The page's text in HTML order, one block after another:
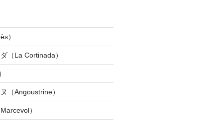
）
（La Cortinada）
（Angoustrine）
）